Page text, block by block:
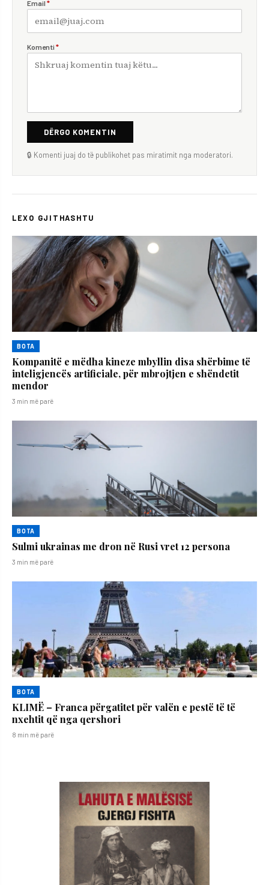
Email *
Komenti *
DËRGO KOMENTIN
🔒 Komenti juaj do të publikohet pas miratimit nga moderatori.
LEXO GJITHASHTU
BOTA
Kompanitë e mëdha kineze mbyllin disa shërbime të
inteligjencës artificiale, për mbrojtjen e shëndetit
mendor
3 min më parë
BOTA
Sulmi ukrainas me dron në Rusi vret 12 persona
3 min më parë
BOTA
KLIMË – Franca përgatitet për valën e pestë të të
nxehtit që nga qershori
8 min më parë